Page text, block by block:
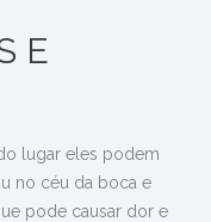
E
lugar eles podem
no céu da boca e
pode causar dor e